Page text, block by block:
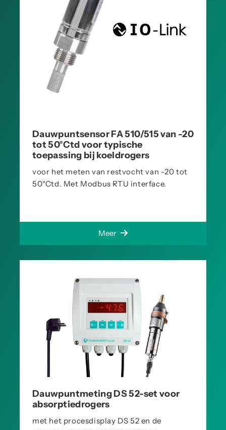
Dauwpuntsensor FA 510/515 van -20
tot 50°Ctd voor typische
toepassing bij koeldrogers
voor het meten van restvocht van -20 tot
50°Ctd. Met Modbus RTU interface.
Meer
Dauwpuntmeting DS 52-set voor
absorptiedrogers
met het procesdisplay DS 52 en de